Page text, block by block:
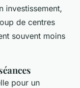
investissement,
de centres
souvent moins
pour un